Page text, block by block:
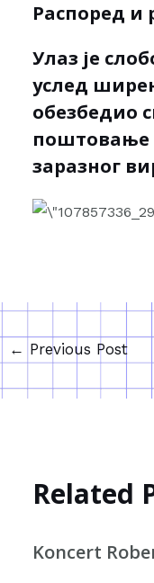
Распоред и
Улаз је
услед
обезбедио
поштовање
заразног
← Previous Post
Related
Koncert